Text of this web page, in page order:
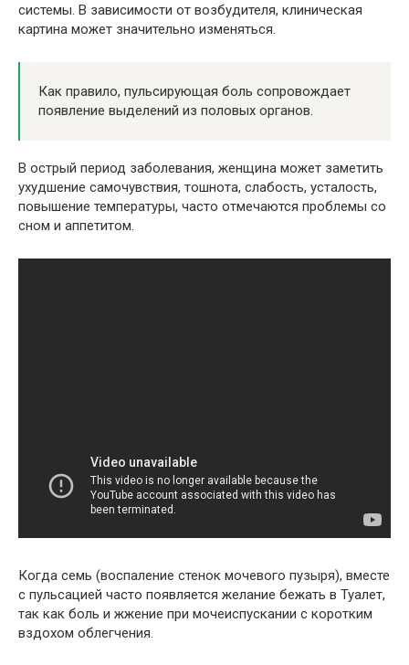
системы. В зависимости от возбудителя, клиническая
картина может значительно изменяться.
Как правило, пульсирующая боль сопровождает
появление выделений из половых органов.
В острый период заболевания, женщина может заметить
ухудшение самочувствия, тошнота, слабость, усталость,
повышение температуры, часто отмечаются проблемы со
сном и аппетитом.
Когда семь (воспаление стенок мочевого пузыря), вместе
с пульсацией часто появляется желание бежать в Туалет,
так как боль и жжение при мочеиспускании с коротким
вздохом облегчения.